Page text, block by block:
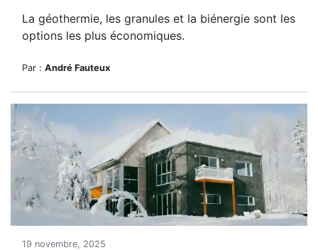
La géothermie, les granules et la biénergie sont les
options les plus économiques.
Par : André Fauteux
19 novembre, 2025